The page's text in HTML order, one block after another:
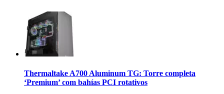
Thermaltake A700 Aluminum TG: Torre completa
‘Premium’ com bahías PCI rotativos